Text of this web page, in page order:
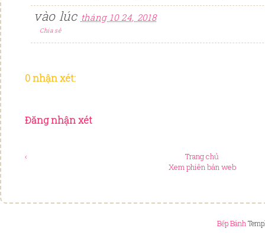
vào lúc tháng 10 24, 2018
Chia sẻ
0 nhận xét:
Đăng nhận xét
‹
Trang chủ
Xem phiên bản web
Bếp Bánh